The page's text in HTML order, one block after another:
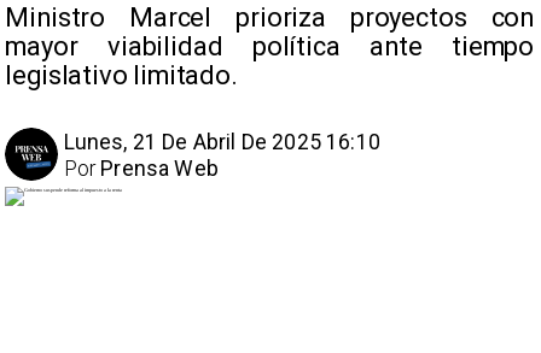
Ministro Marcel prioriza proyectos con
mayor viabilidad política ante tiempo
legislativo limitado.
Lunes, 21 De Abril De 2025 16:10
Prensa Web
Por